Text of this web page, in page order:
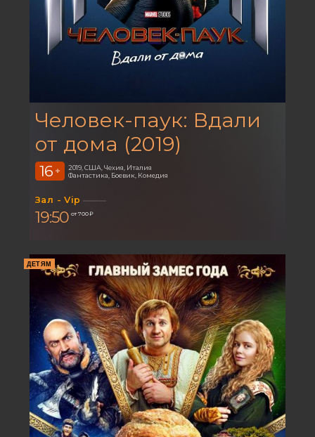
Человек-паук: Вдали
от дома (2019)
16 +
2019, США, Чехия, Италия
Фантастика, Боевик, Комедия
Зал - Vip
19:50 от 700 ₽
ДЕТЯМ